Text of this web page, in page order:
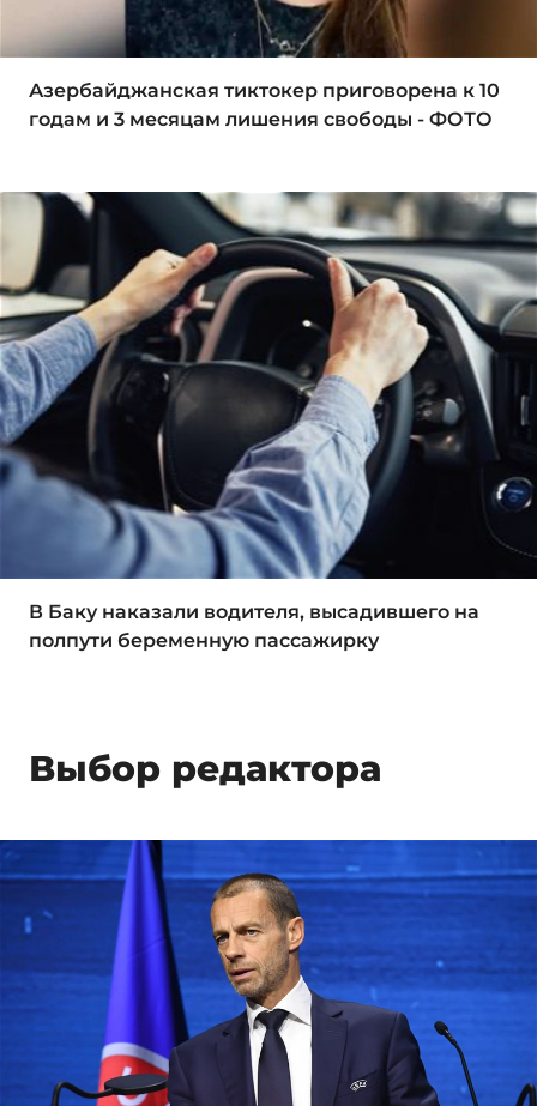
Азербайджанская тиктокер приговорена к 10
годам и 3 месяцам лишения свободы - ФОТО
В Баку наказали водителя, высадившего на
полпути беременную пассажирку
Выбор редактора